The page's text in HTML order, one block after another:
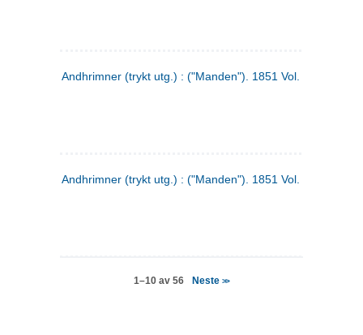
Andhrimner (trykt utg.) : ("Manden"). 1851 Vol. 2 Nr. 6
Andhrimner (trykt utg.) : ("Manden"). 1851 Vol. 1 Nr. 6
1–10 av 56 Neste>>